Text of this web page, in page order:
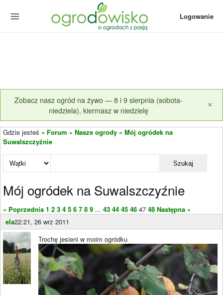
Logowanie
Zobacz nasz ogród na żywo — 8 i 9 sierpnia (sobota-
niedziela), kiermasz w niedzielę
×
Gdzie jesteś » Forum » Nasze ogrody » Mój ogródek na
Suwalszczyźnie
Szukaj
Mój ogródek na Suwalszczyźnie
« Poprzednia 1 2 3 4 5 6 7 8 9 ... 43 44 45 46 47 48 Następna »
ela22:21, 26 wrz 2011
Trochę jesieni w moim ogródku